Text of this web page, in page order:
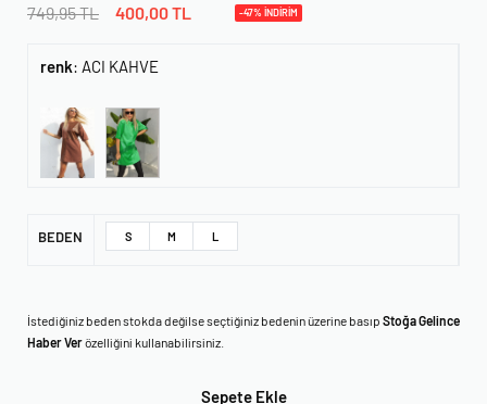
749,95TL 400,00TL -47% İNDİRİM
renk: ACI KAHVE
BEDEN S M L
İstediğiniz beden stokda değilse seçtiğiniz bedenin üzerine basıp Stoğa Gelince
Haber Verözelliğini kullanabilirsiniz.
Sepete Ekle